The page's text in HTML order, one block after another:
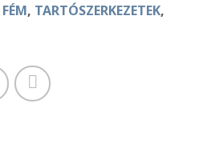
FÉM, TARTÓSZERKEZETEK,